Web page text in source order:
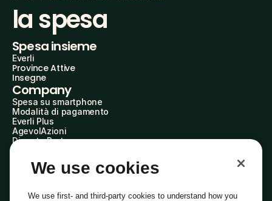
la spesa
Spesa insieme
Everli
Province Attive
Insegne
Company
Spesa su smartphone
Modalità di pagamento
Everli Plus
AgevolAzioni
Diventa Partner
Everli Shoppers
About Us
Everli News
We use cookies
We use first- and third-party cookies to understand how you